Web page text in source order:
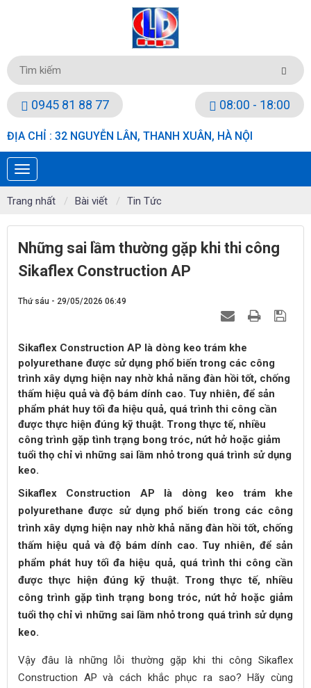
0945 81 88 77 08:00 - 18:00
ĐỊA CHỈ : 32 NGUYỄN LÂN, THANH XUÂN, HÀ NỘI
Trang nhất Bài viết Tin Tức
Những sai lầm thường gặp khi thi công
Sikaflex Construction AP
Thứ sáu - 29/05/2026 06:49
Sikaflex Construction AP là dòng keo trám khe
polyurethane được sử dụng phổ biến trong các công
trình xây dựng hiện nay nhờ khả năng đàn hồi tốt, chống
thấm hiệu quả và độ bám dính cao. Tuy nhiên, để sản
phẩm phát huy tối đa hiệu quả, quá trình thi công cần
được thực hiện đúng kỹ thuật. Trong thực tế, nhiều
công trình gặp tình trạng bong tróc, nứt hở hoặc giảm
tuổi thọ chỉ vì những sai lầm nhỏ trong quá trình sử dụng
keo.
Sikaflex Construction AP là dòng keo trám khe
polyurethane được sử dụng phổ biến trong các công
trình xây dựng hiện nay nhờ khả năng đàn hồi tốt, chống
thấm hiệu quả và độ bám dính cao. Tuy nhiên, để sản
phẩm phát huy tối đa hiệu quả, quá trình thi công cần
được thực hiện đúng kỹ thuật. Trong thực tế, nhiều
công trình gặp tình trạng bong tróc, nứt hở hoặc giảm
tuổi thọ chỉ vì những sai lầm nhỏ trong quá trình sử dụng
keo.
Vậy đâu là những lỗi thường gặp khi thi công Sikaflex
Construction AP và cách khắc phục ra sao? Hãy cùng